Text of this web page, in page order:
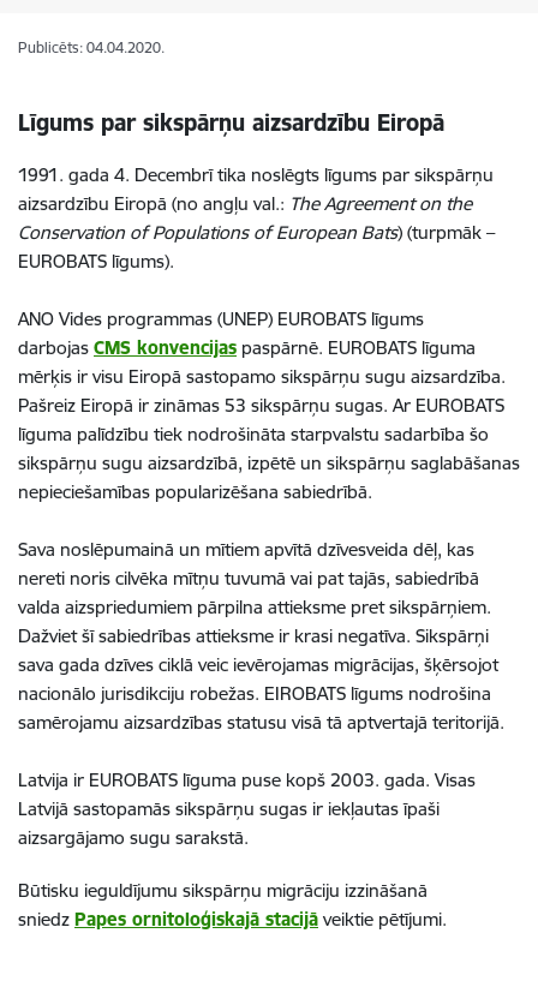
Publicēts: 04.04.2020.
Līgums par sikspārņu aizsardzību Eiropā
1991. gada 4. Decembrī tika noslēgts līgums par sikspārņu
aizsardzību Eiropā (no angļu val.: The Agreement on the
Conservation of Populations of European Bats) (turpmāk –
EUROBATS līgums).
ANO Vides programmas (UNEP) EUROBATS līgums
darbojas CMS konvencijas paspārnē. EUROBATS līguma
mērķis ir visu Eiropā sastopamo sikspārņu sugu aizsardzība.
Pašreiz Eiropā ir zināmas 53 sikspārņu sugas. Ar EUROBATS
līguma palīdzību tiek nodrošināta starpvalstu sadarbība šo
sikspārņu sugu aizsardzībā, izpētē un sikspārņu saglabāšanas
nepieciešamības popularizēšana sabiedrībā.
Sava noslēpumainā un mītiem apvītā dzīvesveida dēļ, kas
nereti noris cilvēka mītņu tuvumā vai pat tajās, sabiedrībā
valda aizspriedumiem pārpilna attieksme pret sikspārņiem.
Dažviet šī sabiedrības attieksme ir krasi negatīva. Sikspārņi
sava gada dzīves ciklā veic ievērojamas migrācijas, šķērsojot
nacionālo jurisdikciju robežas. EIROBATS līgums nodrošina
samērojamu aizsardzības statusu visā tā aptvertajā teritorijā.
Latvija ir EUROBATS līguma puse kopš 2003. gada. Visas
Latvijā sastopamās sikspārņu sugas ir iekļautas īpaši
aizsargājamo sugu sarakstā.
Būtisku ieguldījumu sikspārņu migrāciju izzināšanā
sniedz Papes ornitoloģiskajā stacijā veiktie pētījumi.